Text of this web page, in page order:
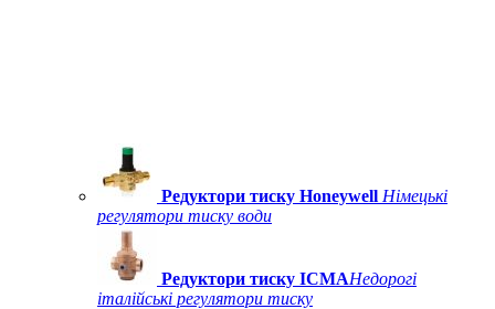
Редуктори тиску Honeywell Німецькі
регулятори тиску води
Редуктори тиску ICMAНедорогі
італійські регулятори тиску